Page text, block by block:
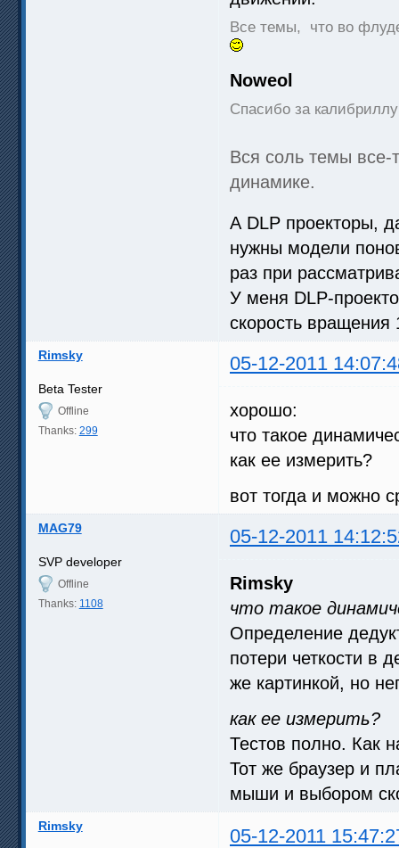
Все темы, что во
Noweol
Спасибо за
Вся соль темы все-
динамике.
А DLP проекторы,
нужны модели
раз при
У меня DLP-
скорость вращения
Rimsky 05-12-2011
Beta Tester
Offline
Thanks: 299
хорошо:
что такое
как ее измерить?
вот тогда и можно
MAG79 05-12-2011
SVP developer
Offline
Thanks: 1108
Rimsky
что такое
Определение
потери четкости в
же картинкой, но
как ее измерить?
Тестов полно. Как
Тот же браузер и
мыши и выбором
Rimsky 05-12-2011